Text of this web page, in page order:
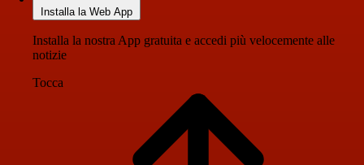
Installa la Web App
Installa la nostra App gratuita e accedi più velocemente alle
notizie
Tocca